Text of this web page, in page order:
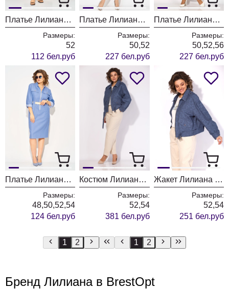
Платье Лилиана 1521 белый + горох
Размеры:
52
112 бел.руб
Платье Лилиана 1485 фисташка
Размеры:
50,52
227 бел.руб
Платье Лилиана 1485 лимонный
Размеры:
50,52,56
227 бел.руб
Платье Лилиана 1416Н голубой
Размеры:
48,50,52,54
124 бел.руб
Костюм Лилиана 1522-1507 синий + экрю
Размеры:
52,54
381 бел.руб
Жакет Лилиана 1522 синий
Размеры:
52,54
251 бел.руб
1 2 1 2
Бренд Лилиана в BrestOpt